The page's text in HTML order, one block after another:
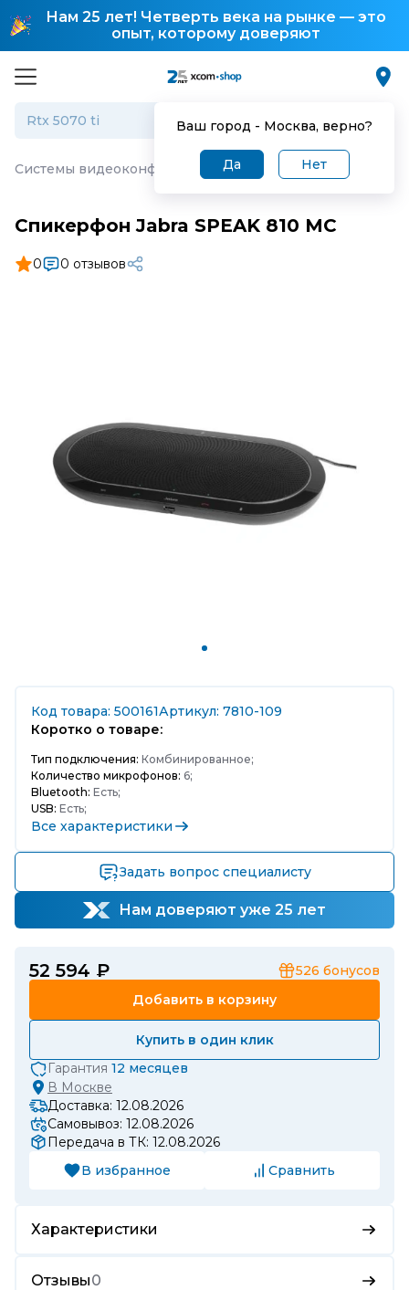
Нам 25 лет! Четверть века на рынке — это
опыт, которому доверяют
Ваш город - Москва, верно?
Да Нет
Системы видеоконференцсвязи (ВКС) Спикерфон
Спикерфон Jabra SPEAK 810 MC
0 0 отзывов
Код товара: 500161Артикул: 7810-109
Коротко о товаре:
Тип подключения: Комбинированное;
Количество микрофонов: 6;
Bluetooth: Есть;
USB: Есть;
Все характеристики
Задать вопрос специалисту
Нам доверяют уже 25 лет
52 594 ₽ 526 бонусов
Добавить в корзину
Купить в один клик
Гарантия 12 месяцев
В Москве
Доставка: 12.08.2026
Самовывоз: 12.08.2026
Передача в ТК: 12.08.2026
В избранное
Сравнить
Характеристики
Отзывы0